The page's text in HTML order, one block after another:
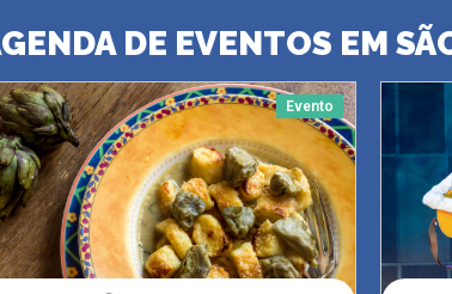
DE EVENTOS EM
Evento